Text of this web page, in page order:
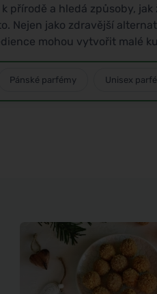
přírodě a hledá způsoby,
Nejen jako zdravější
mohou vytvořit malé
Pánské parfémy Unisex